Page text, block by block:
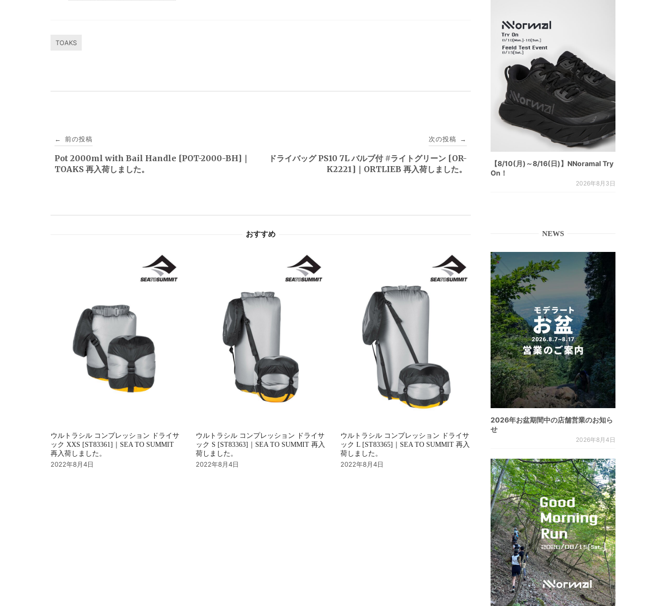
TOAKS
稿
ナ
← 前の投稿
Pot 2000ml with Bail Handle [POT-2000-BH]｜
TOAKS 再入荷しました。
次の投稿 →
ドライバッグ PS10 7L バルブ付 #ライトグリーン [OR-
K2221]｜ORTLIEB 再入荷しました。
おすすめ
ウルトラシル コンプレッション ドライサ
ック XXS [ST83361]｜SEA TO SUMMIT
再入荷しました。
2022年8月4日
ウルトラシル コンプレッション ドライサ
ック S [ST83363]｜SEA TO SUMMIT 再入
荷しました。
2022年8月4日
ウルトラシル コンプレッション ドライサ
ック L [ST83365]｜SEA TO SUMMIT 再入
荷しました。
2022年8月4日
【8/10(月)～8/16(日)】NNoramal Try
On！
2026年8月3日
NEWS
2026年お盆期間中の店舗営業のお知ら
せ
2026年8月4日